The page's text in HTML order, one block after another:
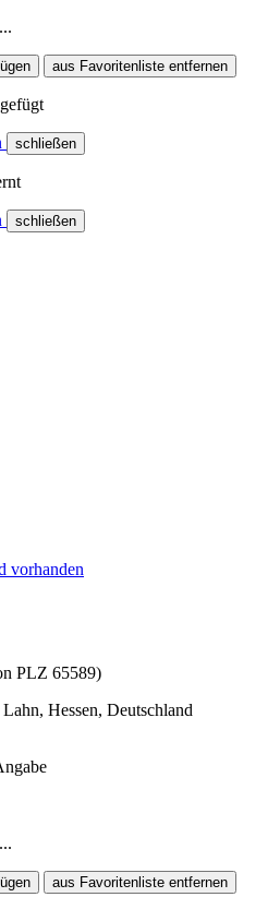
aus Favoritenliste entfernen
schließen
schließen
PLZ 65589)
Hessen, Deutschland
aus Favoritenliste entfernen